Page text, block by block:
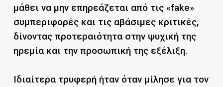
μάθει να μην επηρεάζεται από τις «fake»
συμπεριφορές και τις αβάσιμες κριτικές,
δίνοντας προτεραιότητα στην ψυχική της
ηρεμία και την προσωπική της εξέλιξη.
Ιδιαίτερα τρυφερή ήταν όταν μίλησε για τον